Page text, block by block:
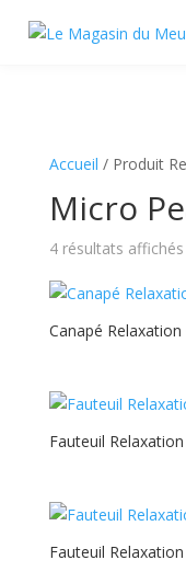
Accueil / Produit
Micro
4 résultats affichés
Canapé
Fauteuil
Fauteuil Relaxation